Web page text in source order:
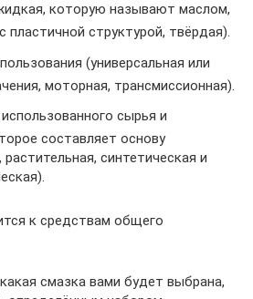
которую называют маслом,
пластичной структурой, твёрдая).
(универсальная или
моторная, трансмиссионная).
сырья и
составляет основу
растительная, синтетическая и
к средствам общего
смазка вами будет выбрана,